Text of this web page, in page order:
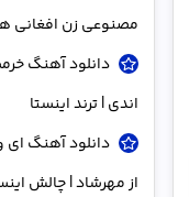
مصنوعی زن افغانی
دانلود آهنگ
اندی | ترند اینستا
دانلود آهنگ
از مهرشاد | چالش